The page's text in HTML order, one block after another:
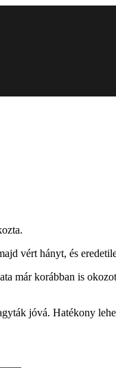
vért hányt, és
már korábban is
jóvá. Hatékony